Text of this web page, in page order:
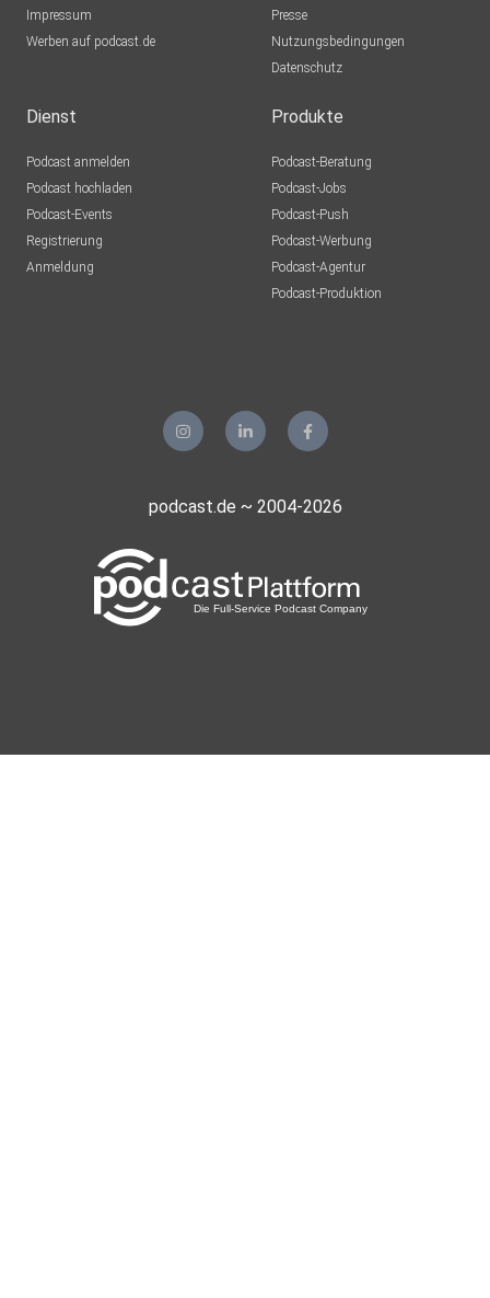
Impressum
Werben auf podcast.de
Presse
Nutzungsbedingungen
Datenschutz
Dienst
Podcast anmelden
Podcast hochladen
Podcast-Events
Registrierung
Anmeldung
Produkte
Podcast-Beratung
Podcast-Jobs
Podcast-Push
Podcast-Werbung
Podcast-Agentur
Podcast-Produktion
podcast.de ~ 2004-2026